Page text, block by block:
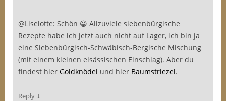
@Liselotte: Schön 😀 Allzuviele siebenbürgische
Rezepte habe ich jetzt auch nicht auf Lager, ich bin ja
eine Siebenbürgisch-Schwäbisch-Bergische Mischung
(mit einem kleinen elsässischen Einschlag). Aber du
findest hier Goldknödel und hier Baumstriezel.
Reply ↓